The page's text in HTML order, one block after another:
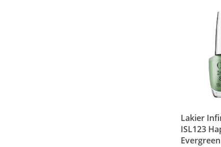
Lakier
ISL123